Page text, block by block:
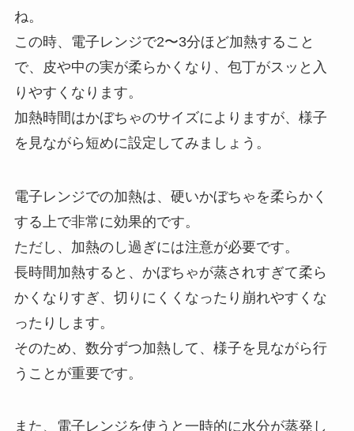
ね。
この時、電子レンジで2〜3分ほど加熱すること
で、皮や中の実が柔らかくなり、包丁がスッと入
りやすくなります。
加熱時間はかぼちゃのサイズによりますが、様子
を見ながら短めに設定してみましょう。
電子レンジでの加熱は、硬いかぼちゃを柔らかく
する上で非常に効果的です。
ただし、加熱のし過ぎには注意が必要です。
長時間加熱すると、かぼちゃが蒸されすぎて柔ら
かくなりすぎ、切りにくくなったり崩れやすくな
ったりします。
そのため、数分ずつ加熱して、様子を見ながら行
うことが重要です。
また、電子レンジを使うと一時的に水分が蒸発し